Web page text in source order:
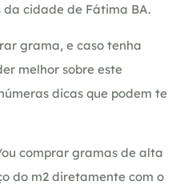
cidade de Fátima BA.
grama, e caso tenha
melhor sobre este
dicas que podem te
comprar gramas de alta
do m2 diretamente com o